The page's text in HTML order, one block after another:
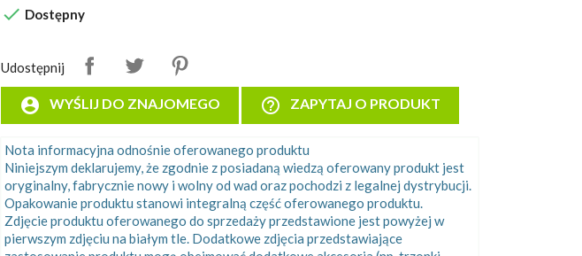
 Dostępny
Udostępnij
account_circle WYŚLIJ DO ZNAJOMEGO help_outline ZAPYTAJ O PRODUKT
Nota informacyjna odnośnie oferowanego produktu
Niniejszym deklarujemy, że zgodnie z posiadaną wiedzą oferowany produkt jest
oryginalny, fabrycznie nowy i wolny od wad oraz pochodzi z legalnej dystrybucji.
Opakowanie produktu stanowi integralną część oferowanego produktu.
Zdjęcie produktu oferowanego do sprzedaży przedstawione jest powyżej w
pierwszym zdjęciu na białym tle. Dodatkowe zdjęcia przedstawiające